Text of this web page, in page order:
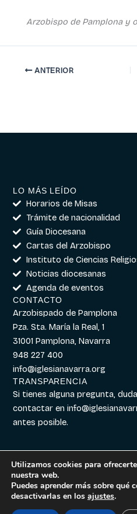
Arzobispo de Pamplona y
ANTERIOR
LO MÁS LEÍDO
Horarios de Misas
Trámite de nacionalidad
Guía Diocesana
Cartas del Arzobispo
Instituto de Ciencias
Noticias diocesanas
Agenda de eventos
CONTACTO
Arzobispado de Pamplona
Pza. Sta. María la Real, 1
31001 Pamplona, Navarra
948 227 400
info@iglesianavarra.org
TRANSPARENCIA
Si tienes alguna pregunta,
contactar en
antes posible.
Aviso legal|
Cookies|Política de
Utilizamos cookies para
nuestra web.
Puedes aprender más sobre qué
desactivarlas en los ajustes.